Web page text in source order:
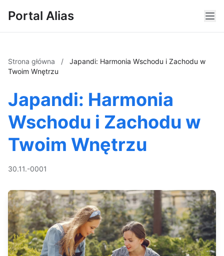
Portal Alias
Strona główna /
Japandi: Harmonia Wschodu i Zachodu w
Twoim Wnętrzu
Japandi: Harmonia
Wschodu i Zachodu w
Twoim Wnętrzu
30.11.-0001